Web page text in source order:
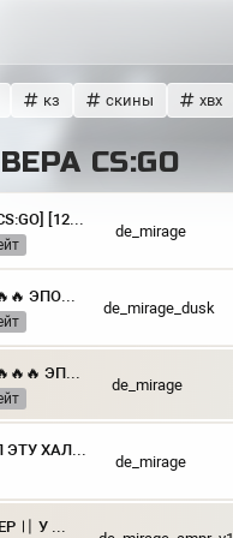
кз скины хвх
CS:GO
[РС] ПУШИСТЫЙ MIRAGE [CS:GO] [128 TIC, !SKINS, !VIP, !LVL]
de_mirage
🔥🔥🔥 МАЖОР МИРАЖ 🔥🔥🔥 ЭПОХА 00-x
de_mirage_dusk
🔥🔥🔥 HARDCORE PUBLIC 🔥🔥🔥 ЭПОХА 00-x
de_mirage
🌟 ТЫ 1 ИЗ 100 КТО НАШЕЛ ЭТУ ХАЛЯВУ 🌟
de_mirage
🟢 MIRAGE FPS+ 🟢 〢 АМПЕР 〢 У НАС ВАЙП